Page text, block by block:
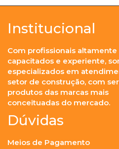
Institucional
Com profissionais altamente
capacitados e experiente,
especializados em
setor de construção, com
produtos das marcas mais
conceituadas do mercado.
Dúvidas
Meios de Pagamento